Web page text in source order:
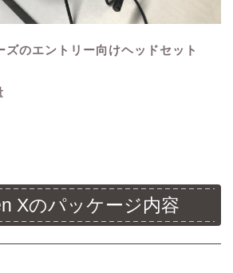
のエントリー向けヘッドセット
Xのパッケージ内容